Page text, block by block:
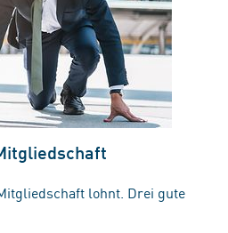
lohnt. Drei gute